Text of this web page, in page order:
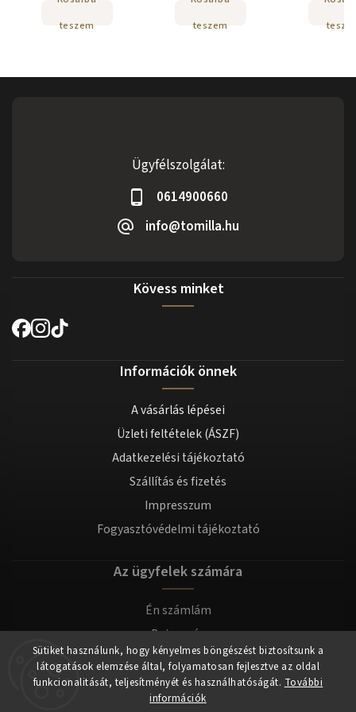
Sütiket használunk, hogy kényelmes böngészést biztosítsunk a
látogatások elemzése által, folyamatosan fejlesztve az oldal
funkcionalitását, teljesítményét és használhatóságát. További
információk
teszem
teszem
Ügyfélszolgálat:
0614900660
info@tomilla.hu
Kövess minket
Információk önnek
A vásárlás lépései
Üzleti feltételek (ÁSZF)
Adatkezelési tájékoztató
Szállítás és fizetés
Impresszum
Fogyasztóvédelmi tájékoztató
Az ügyfelek számára
Én számlám
Bejegyzés
Bejelentkezés